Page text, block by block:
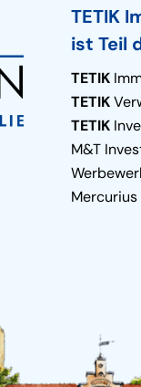
TETIK
ist Teil
TETIK
TETIK
TETIK
M&T